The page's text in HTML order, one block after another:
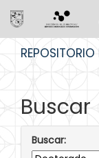
Buscar
Buscar: